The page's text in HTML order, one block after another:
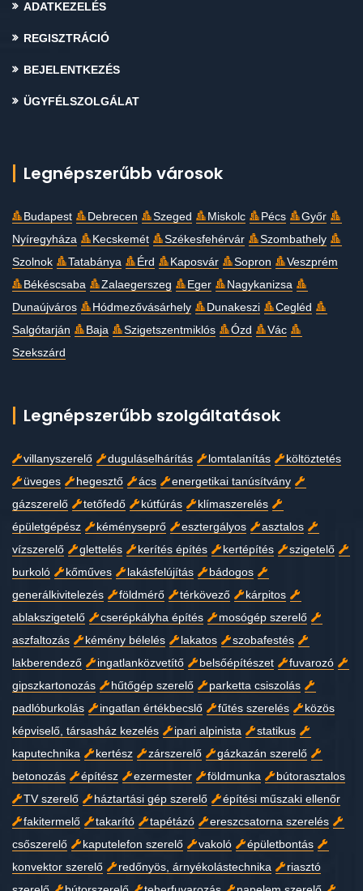
ADATKEZELÉS
REGISZTRÁCIÓ
BEJELENTKEZÉS
ÜGYFÉLSZOLGÁLAT
Legnépszerűbb városok
Budapest Debrecen Szeged Miskolc Pécs
Győr
Nyíregyháza
Kecskemét Székesfehérvár
Szombathely
Szolnok
Tatabánya Érd Kaposvár Sopron
Veszprém
Békéscsaba
Zalaegerszeg Eger
Nagykanizsa
Dunaújváros
Hódmezővásárhely Dunakeszi
Cegléd
Salgótarján
Baja Szigetszentmiklós Ózd
Vác
Szekszárd
Legnépszerűbb szolgáltatások
villanyszerelő duguláselhárítás lomtalanítás
költöztetés
üveges
hegesztő ács
energetikai tanúsítvány
gázszerelő
tetőfedő kútfúrás
klímaszerelés
épületgépész
kéményseprő esztergályos
asztalos
vízszerelő
glettelés kerítés építés kertépítés
szigetelő
burkoló
kőműves lakásfelújítás
bádogos
generálkivitelezés
földmérő térkövező
kárpitos
ablakszigetelő
cserépkályha építés
mosógép szerelő
aszfaltozás
kémény bélelés lakatos
szobafestés
lakberendező
ingatlanközvetítő belsőépítészet
fuvarozó
gipszkartonozás
hűtőgép szerelő
parketta csiszolás
padlóburkolás
ingatlan értékbecslő fűtés szerelés
közös
képviselő, társasház kezelés
ipari alpinista
statikus
kaputechnika
kertész zárszerelő
gázkazán szerelő
betonozás
építész ezermester földmunka
bútorasztalos
TV szerelő
háztartási gép szerelő
építési műszaki ellenőr
fakitermelő
takarító tapétázó
ereszcsatorna szerelés
csőszerelő
kaputelefon szerelő vakoló
épületbontás
konvektor szerelő
redőnyös, árnyékolástechnika
riasztó